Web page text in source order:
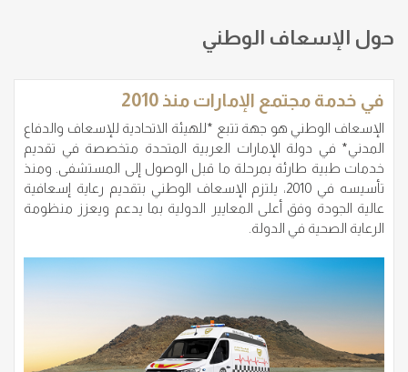
حول الإسعاف الوطني
في خدمة مجتمع الإمارات منذ 2010
الإسعاف الوطني هو جهة تتبع *للهيئة الاتحادية للإسعاف والدفاع
المدني* في دولة الإمارات العربية المتحدة متخصصة في تقديم
خدمات طبية طارئة بمرحلة ما قبل الوصول إلى المستشفى. ومنذ
تأسيسه في 2010، يلتزم الإسعاف الوطني بتقديم رعاية إسعافية
عالية الجودة وفق أعلى المعايير الدولية بما يدعم ويعزز منظومة
الرعاية الصحية في الدولة.